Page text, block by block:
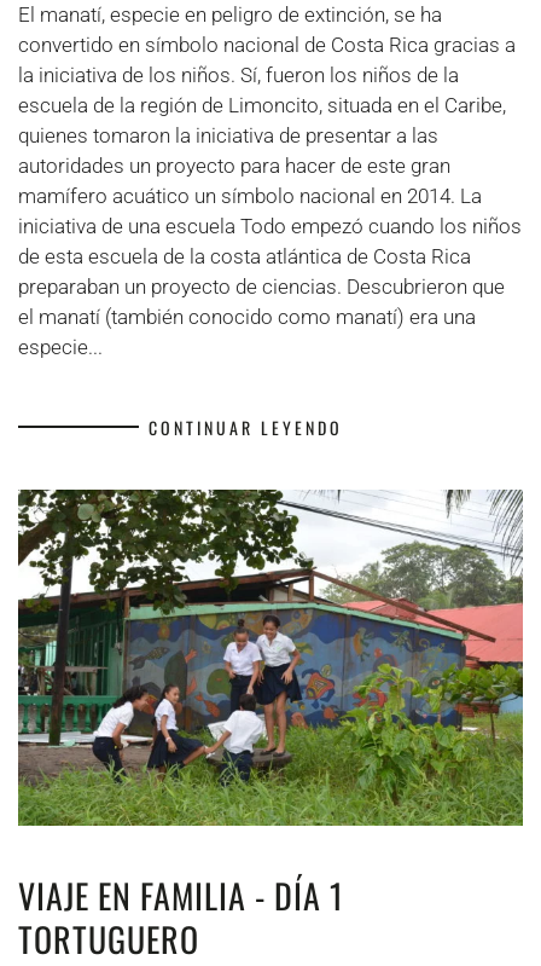
Lamantin
au
Rica
El manatí, especie en peligro de extinción, se ha
convertido en símbolo nacional de Costa Rica gracias a
la iniciativa de los niños. Sí, fueron los niños de la
escuela de la región de Limoncito, situada en el Caribe,
quienes tomaron la iniciativa de presentar a las
autoridades un proyecto para hacer de este gran
mamífero acuático un símbolo nacional en 2014. La
iniciativa de una escuela Todo empezó cuando los niños
de esta escuela de la costa atlántica de Costa Rica
preparaban un proyecto de ciencias. Descubrieron que
el manatí (también conocido como manatí) era una
especie...
CONTINUAR LEYENDO
VIAJE EN FAMILIA - DÍA 1
TORTUGUERO